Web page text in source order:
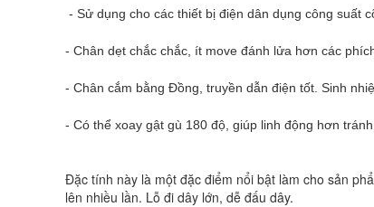
- Sử dụng cho các thiết bị điện dân dụng công suất
- Chân dẹt chắc chắc, ít move đánh lửa hơn các
- Chân cắm bằng Đồng, truyền dẫn điện tốt. Sinh
- Có thể xoay gật gù 180 độ, giúp linh động hơn
Đặc tính này là một đặc điểm nổi bật làm cho sản
lên nhiều lần. Lỗ đi dây lớn, dễ đấu dây.